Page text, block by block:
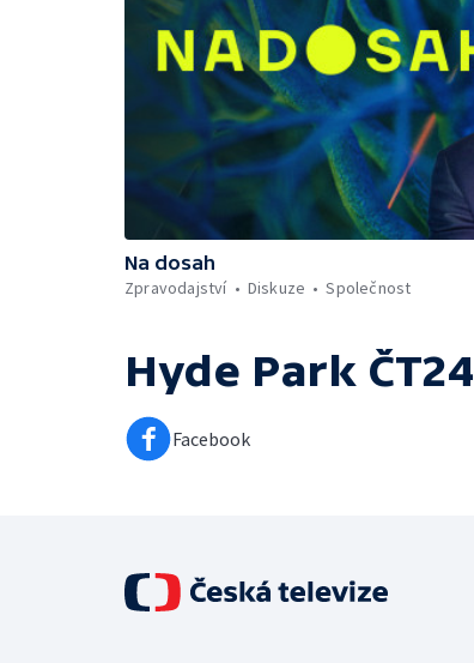
Na dosah
Zpravodajství
Diskuze Společnost
Hyde Park ČT24
Facebook